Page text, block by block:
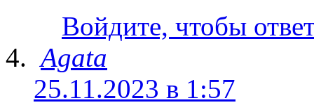
Войдите, чтобы
Agata
25.11.2023 в 1:57